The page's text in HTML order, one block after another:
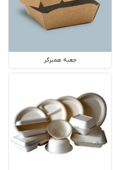
جعبه همبرگر